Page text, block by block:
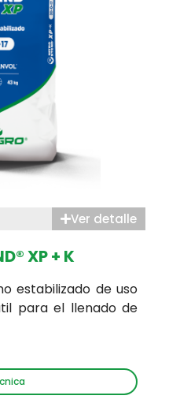
Ver detalle
XP + K
estabilizado de uso
para el llenado de